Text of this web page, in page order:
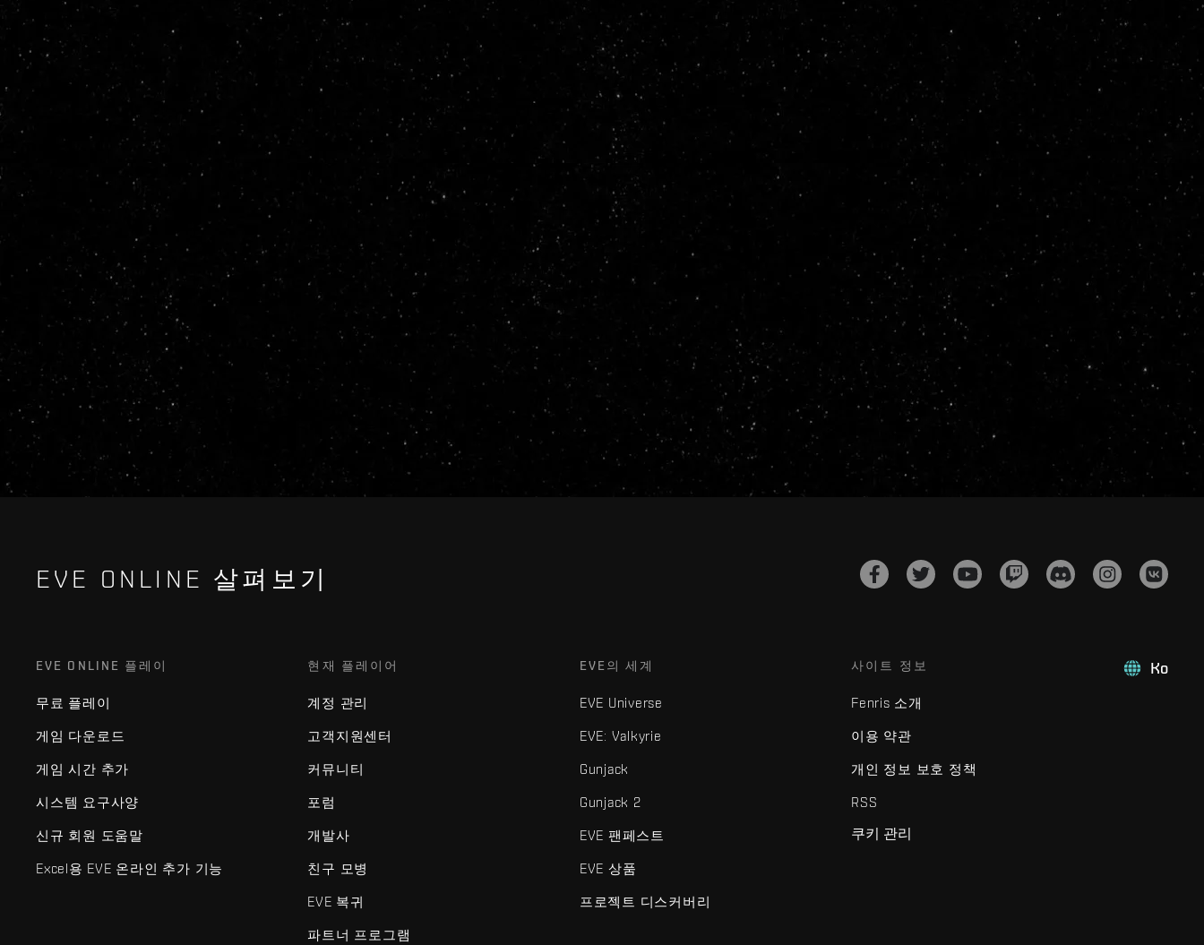
EVE ONLINE 살펴보기
Ko
EVE ONLINE 플레이
무료 플레이
게임 다운로드
게임 시간 추가
시스템 요구사양
신규 회원 도움말
Excel용 EVE 온라인 추가 기능
현재 플레이어
계정 관리
고객지원센터
커뮤니티
포럼
개발사
친구 모병
EVE 복귀
파트너 프로그램
EVE의 세계
EVE Universe
EVE: Valkyrie
Gunjack
Gunjack 2
EVE 팬페스트
EVE 상품
프로젝트 디스커버리
사이트 정보
Fenris 소개
이용 약관
개인 정보 보호 정책
RSS
쿠키 관리